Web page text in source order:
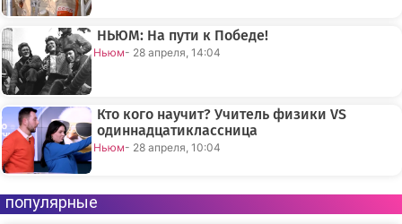
НЬЮМ: На пути к Победе!
Ньюм- 28 апреля, 14:04
Кто кого научит? Учитель физики VS
одиннадцатиклассница
Ньюм- 28 апреля, 10:04
популярные